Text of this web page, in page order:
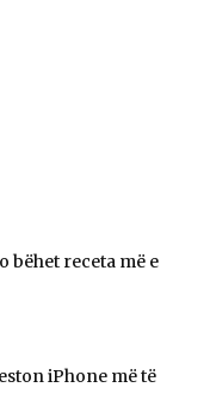
bëhet receta më e
iPhone më të